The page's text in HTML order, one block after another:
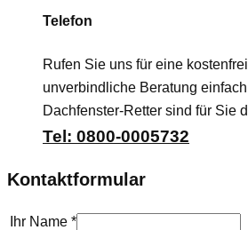
Telefon
Rufen Sie uns für eine
unverbindliche Beratung
Dachfenster-Retter sind für Sie
Tel: 0800-0005732
Kontaktformular
Ihr Name *